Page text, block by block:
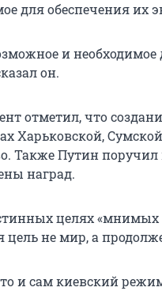
для обеспечения их
и
он.
отметил, что
Харьковской,
Также Путин поручил
наград.
целях
цель не мир, а
и сам киевский